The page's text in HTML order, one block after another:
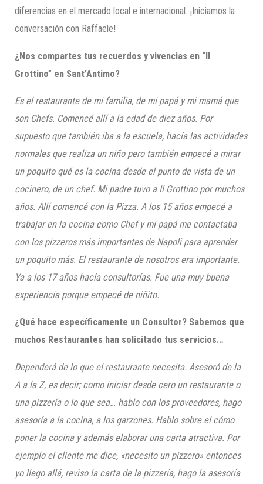
diferencias en el mercado local e internacional. ¡Iniciamos la
conversación con Raffaele!
¿Nos compartes tus recuerdos y vivencias en “Il
Grottino” en Sant’Antimo?
Es el restaurante de mi familia, de mi papá y mi mamá que
son Chefs. Comencé allí a la edad de diez años. Por
supuesto que también iba a la escuela, hacía las actividades
normales que realiza un niño pero también empecé a mirar
un poquito qué es la cocina desde el punto de vista de un
cocinero, de un chef. Mi padre tuvo a Il Grottino por muchos
años. Allí comencé con la Pizza. A los 15 años empecé a
trabajar en la cocina como Chef y mi papá me contactaba
con los pizzeros más importantes de Napoli para aprender
un poquito más. El restaurante de nosotros era importante.
Ya a los 17 años hacía consultorías. Fue una muy buena
experiencia porque empecé de niñito.
¿Qué hace específicamente un Consultor? Sabemos que
muchos Restaurantes han solicitado tus servicios…
Dependerá de lo que el restaurante necesita. Asesoró de la
A a la Z, es decir; como iniciar desde cero un restaurante o
una pizzería o lo que sea… hablo con los proveedores, hago
asesoría a la cocina, a los garzones. Hablo sobre el cómo
poner la cocina y además elaborar una carta atractiva. Por
ejemplo el cliente me dice, «necesito un pizzero» entonces
yo llego allá, reviso la carta de la pizzería, hago la asesoría